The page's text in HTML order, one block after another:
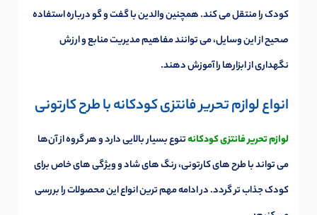
کودک را منتقل می کند. همچنین والدین با گفت و گو درباره استفاده
صحیح از این وسایل، می توانند مفاهیم مدیریت منابع و ارزش
نگهداری از ابزارها را آموزش دهند.
انواع لوازم تحریر فانتزی کودکانه با طرح کارتونی
لوازم تحریر فانتزی کودکانهتنوع بسیار بالایی دارد و هر گروه از آن‌ها
می تواند با طرح های کارتونی، رنگ های شاد و ویژگی های خاص برای
کودک جذاب تر گردد. در ادامه مهم ترین انواع این محصولات را بررسی